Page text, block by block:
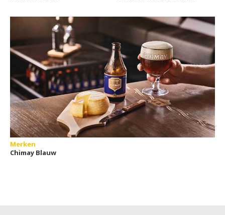
Merken
Chimay Blauw